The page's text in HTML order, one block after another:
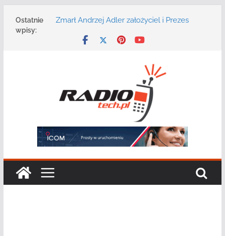
Ostatnie
wpisy:
Zmarł Andrzej Adler założyciel i Prezes
Radmor – największy polski producent
konferencję: „Bezpieczeństwo,
niezawodność i interoperacyjność
systemów teleinformatycznych”
Motorola Solutions oferuje agencjom
bezpieczeństwa publicznego usługę
łączności opartą na chmurze
Najnowszy radiotelefon MOTOTRBO R7 od
Motorola Solutions